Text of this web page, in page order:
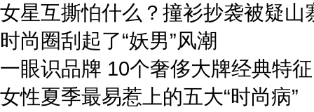
女星互撕怕什么？撞衫抄袭被疑山
时尚圈刮起了“妖男”风潮
一眼识品牌 10个奢侈大牌经典特
女性夏季最易惹上的五大“时尚病”